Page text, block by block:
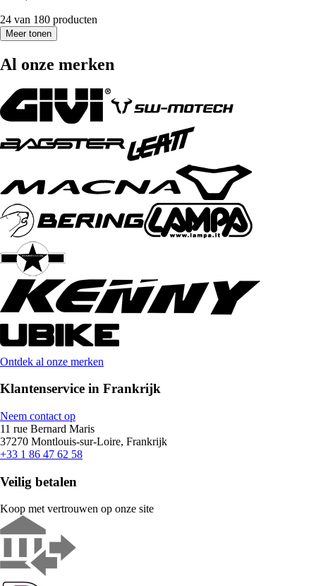
24 van 180 producten
Meer tonen
Al onze merken
Ontdek al onze merken
Klantenservice in Frankrijk
Neem contact op
11 rue Bernard Maris
37270 Montlouis-sur-Loire, Frankrijk
+33 1 86 47 62 58
Veilig betalen
Koop met vertrouwen op onze site